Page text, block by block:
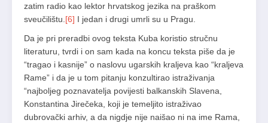
zatim radio kao lektor hrvatskog jezika na praškom
sveučilištu.[6] I jedan i drugi umrli su u Pragu.
Da je pri preradbi ovog teksta Kuba koristio stručnu
literaturu, tvrdi i on sam kada na koncu teksta piše da je
“tragao i kasnije” o naslovu ugarskih kraljeva kao “kraljeva
Rame” i da je u tom pitanju konzultirao istraživanja
“najboljeg poznavatelja povijesti balkanskih Slavena,
Konstantina Jirečeka, koji je temeljito istraživao
dubrovački arhiv, a da nigdje nije naišao ni na ime Rama,